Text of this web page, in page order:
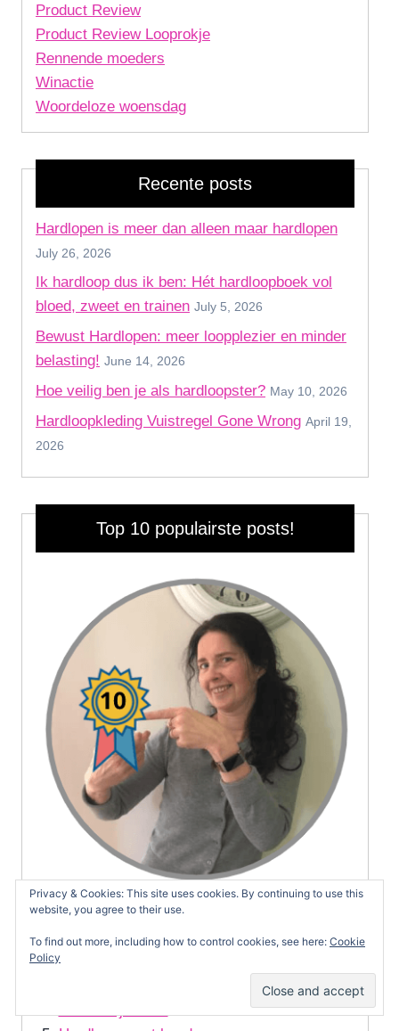
Product Review
Product Review Looprokje
Rennende moeders
Winactie
Woordeloze woensdag
Recente posts
Hardlopen is meer dan alleen maar hardlopen
July 26, 2026
Ik hardloop dus ik ben: Hét hardloopboek vol
bloed, zweet en trainen July 5, 2026
Bewust Hardlopen: meer loopplezier en minder
belasting! June 14, 2026
Hoe veilig ben je als hardloopster? May 10, 2026
Hardloopkleding Vuistregel Gone Wrong April 19,
2026
Top 10 populairste posts!
Hardloop snelheid: wat is snel? Wat is
langzaam?
Evy's podcasts
Privacy & Cookies: This site uses cookies. By continuing to use this
website, you agree to their use.
To find out more, including how to control cookies, see here: Cookie
Policy